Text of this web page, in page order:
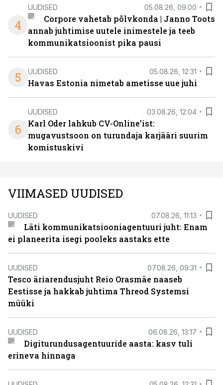
4
UUDISED 05.08.26, 09:00
Corpore vahetab põlvkonda | Janno Toots
annab juhtimise uutele inimestele ja teeb
kommunikatsioonist pika pausi
5 UUDISED 05.08.26, 12:31
Havas Estonia nimetab ametisse uue juhi
6
UUDISED 03.08.26, 12:04
Karl Oder lahkub CV-Online’ist:
mugavustsoon on turundaja karjääri suurim
komistuskivi
VIIMASED UUDISED
UUDISED 07.08.26, 11:13
Läti kommunikatsiooniagentuuri juht: Enam
ei planeerita isegi pooleks aastaks ette
UUDISED 07.08.26, 09:31
Tesco äriarendusjuht Reio Orasmäe naaseb
Eestisse ja hakkab juhtima Threod Systemsi
müüki
UUDISED 06.08.26, 13:17
Digiturundusagentuuride aasta: kasv tuli
erineva hinnaga